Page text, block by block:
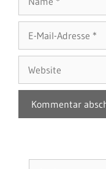
Mail-
Adresse